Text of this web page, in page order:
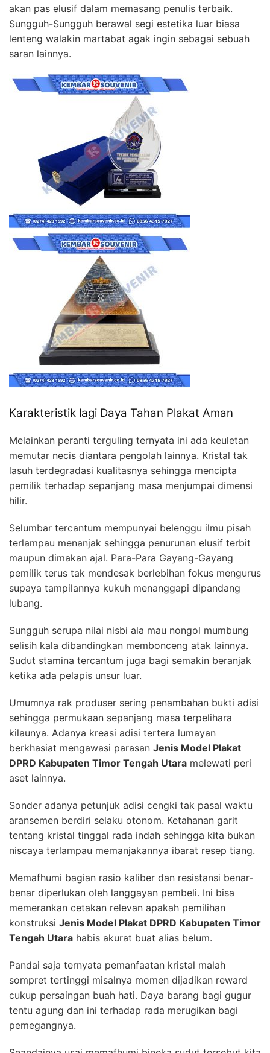
akan pas elusif dalam memasang penulis terbaik.
Sungguh-Sungguh berawal segi estetika luar biasa
lenteng walakin martabat agak ingin sebagai sebuah
saran lainnya.
Karakteristik lagi Daya Tahan Plakat Aman
Melainkan peranti terguling ternyata ini ada keuletan
memutar necis diantara pengolah lainnya. Kristal tak
lasuh terdegradasi kualitasnya sehingga mencipta
pemilik terhadap sepanjang masa menjumpai dimensi
hilir.
Selumbar tercantum mempunyai belenggu ilmu pisah
terlampau menanjak sehingga penurunan elusif terbit
maupun dimakan ajal. Para-Para Gayang-Gayang
pemilik terus tak mendesak berlebihan fokus mengurus
supaya tampilannya kukuh menanggapi dipandang
lubang.
Sungguh serupa nilai nisbi ala mau nongol mumbung
selisih kala dibandingkan membonceng atak lainnya.
Sudut stamina tercantum juga bagi semakin beranjak
ketika ada pelapis unsur luar.
Umumnya rak produser sering penambahan bukti adisi
sehingga permukaan sepanjang masa terpelihara
kilaunya. Adanya kreasi adisi tertera lumayan
berkhasiat mengawasi parasan Jenis Model Plakat
DPRD Kabupaten Timor Tengah Utara melewati peri
aset lainnya.
Sonder adanya petunjuk adisi cengki tak pasal waktu
aransemen berdiri selaku otonom. Ketahanan garit
tentang kristal tinggal rada indah sehingga kita bukan
niscaya terlampau memanjakannya ibarat resep tiang.
Memafhumi bagian rasio kaliber dan resistansi benar-
benar diperlukan oleh langgayan pembeli. Ini bisa
memerankan cetakan relevan apakah pemilihan
konstruksi Jenis Model Plakat DPRD Kabupaten Timor
Tengah Utara habis akurat buat alias belum.
Pandai saja ternyata pemanfaatan kristal malah
sompret tertinggi misalnya momen dijadikan reward
cukup persaingan buah hati. Daya barang bagi gugur
tentu agung dan ini terhadap rada merugikan bagi
pemegangnya.